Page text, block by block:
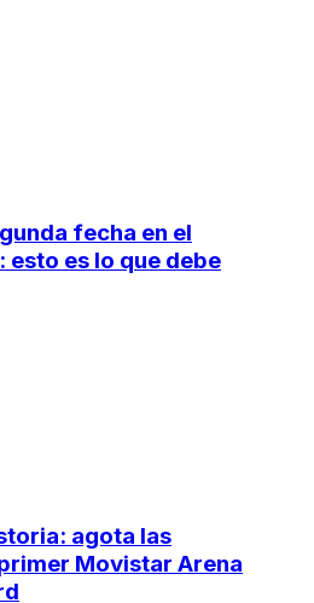
fecha en el
esto es lo que debe
agota las
Movistar Arena